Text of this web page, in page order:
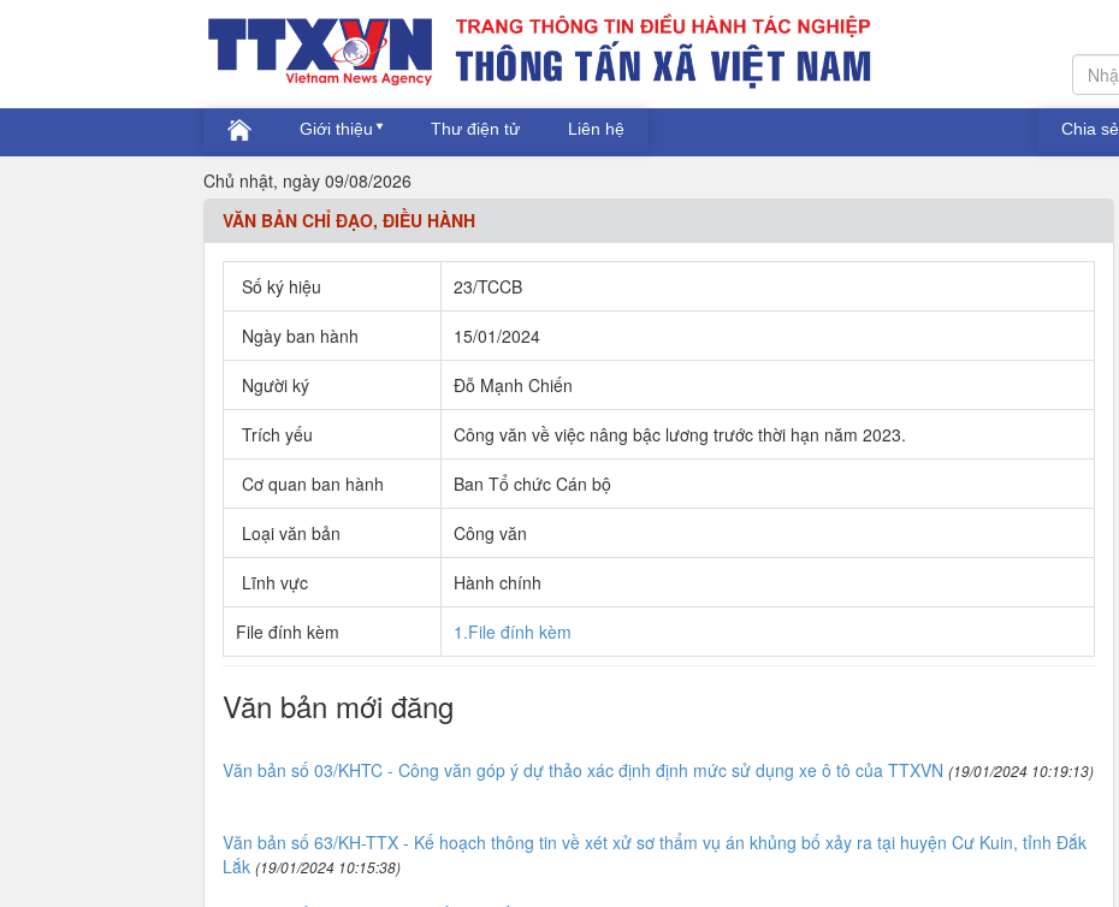
Giới thiệu Thư điện tử Liên hệ Chia sẻ
Chủ nhật, ngày 09/08/2026
VĂN BẢN CHỈ ĐẠO, ĐIỀU HÀNH
Số ký hiệu 23/TCCB
Ngày ban hành 15/01/2024
Người ký Đỗ Mạnh Chiến
Trích yếu Công văn về việc nâng bậc lương trước thời hạn năm 2023.
Cơ quan ban hành Ban Tổ chức Cán bộ
Loại văn bản Công văn
Lĩnh vực Hành chính
File đính kèm 1.File đính kèm
Văn bản mới đăng
Văn bản số 03/KHTC - Công văn góp ý dự thảo xác định định mức sử dụng xe ô tô của TTXVN (19/01/2024 10:19:13)
Văn bản số 63/KH-TTX - Kế hoạch thông tin về xét xử sơ thẩm vụ án khủng bố xảy ra tại huyện Cư Kuin, tỉnh Đắk
Lắk (19/01/2024 10:15:38)